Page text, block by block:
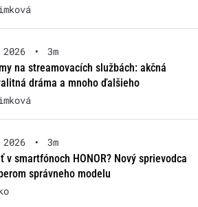
•
3m
na streamovacích službách: akčná
dráma a mnoho ďalšieho
•
3m
v smartfónoch HONOR? Nový sprievodca
správneho modelu